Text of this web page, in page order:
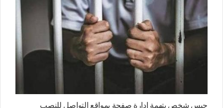
حبس شخص بتهمة إدارة صفحة بمواقع التواصل للنصب